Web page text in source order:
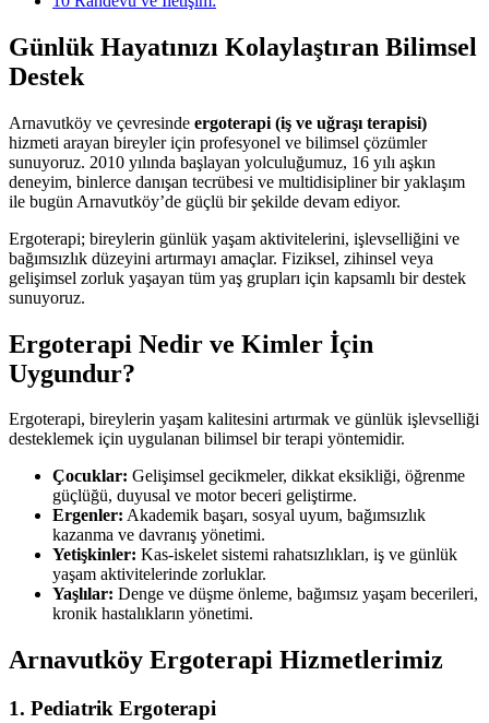
Günlük Hayatınızı Kolaylaştıran Bilimsel
Destek
Arnavutköy ve çevresinde ergoterapi (iş ve uğraşı terapisi)
hizmeti arayan bireyler için profesyonel ve bilimsel çözümler
sunuyoruz. 2010 yılında başlayan yolculuğumuz, 16 yılı aşkın
deneyim, binlerce danışan tecrübesi ve multidisipliner bir yaklaşım
ile bugün Arnavutköy’de güçlü bir şekilde devam ediyor.
Ergoterapi; bireylerin günlük yaşam aktivitelerini, işlevselliğini ve
bağımsızlık düzeyini artırmayı amaçlar. Fiziksel, zihinsel veya
gelişimsel zorluk yaşayan tüm yaş grupları için kapsamlı bir destek
sunuyoruz.
Ergoterapi Nedir ve Kimler İçin
Uygundur?
Ergoterapi, bireylerin yaşam kalitesini artırmak ve günlük işlevselliği
desteklemek için uygulanan bilimsel bir terapi yöntemidir.
Çocuklar: Gelişimsel gecikmeler, dikkat eksikliği, öğrenme
güçlüğü, duyusal ve motor beceri geliştirme.
Ergenler: Akademik başarı, sosyal uyum, bağımsızlık
kazanma ve davranış yönetimi.
Yetişkinler: Kas-iskelet sistemi rahatsızlıkları, iş ve günlük
yaşam aktivitelerinde zorluklar.
Yaşlılar: Denge ve düşme önleme, bağımsız yaşam becerileri,
kronik hastalıkların yönetimi.
Arnavutköy Ergoterapi Hizmetlerimiz
1. Pediatrik Ergoterapi